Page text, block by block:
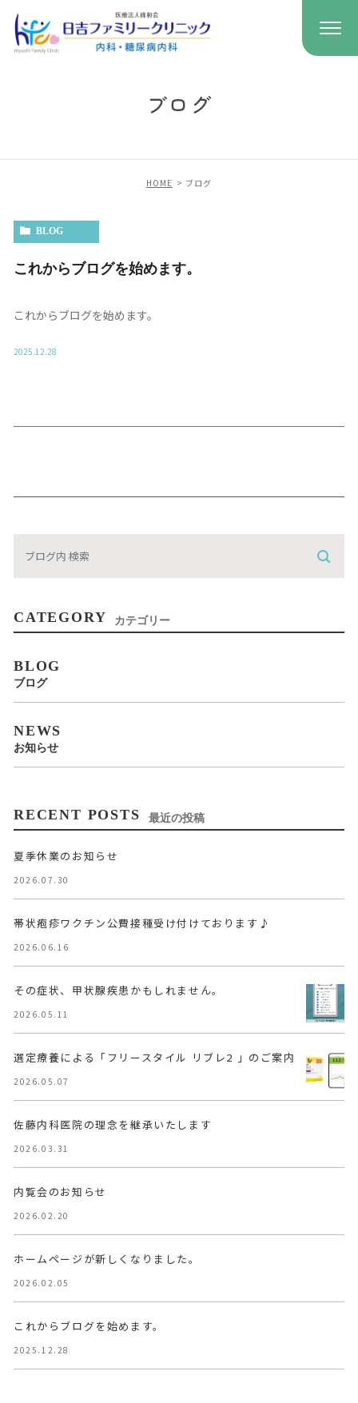
ブログ
HOME ブログ
BLOG
これからブログを始めます。
これからブログを始めます。
2025.12.28
CATEGORY カテゴリー
BLOG
ブログ
NEWS
お知らせ
RECENT POSTS 最近の投稿
夏季休業のお知らせ
2026.07.30
帯状疱疹ワクチン公費接種受け付けております♪
2026.06.16
その症状、甲状腺疾患かもしれません。
2026.05.11
選定療養による「フリースタイル リブレ2 」のご案内
2026.05.07
佐藤内科医院の理念を継承いたします
2026.03.31
内覧会のお知らせ
2026.02.20
ホームページが新しくなりました。
2026.02.05
これからブログを始めます。
2025.12.28